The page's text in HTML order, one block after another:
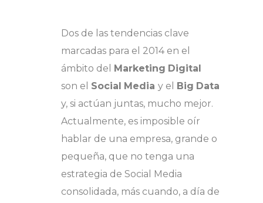
Dos de las tendencias clave
marcadas para el 2014 en el
ámbito del Marketing Digital
son el Social Media y el Big Data
y, si actúan juntas, mucho mejor.
Actualmente, es imposible oír
hablar de una empresa, grande o
pequeña, que no tenga una
estrategia de Social Media
consolidada, más cuando, a día de